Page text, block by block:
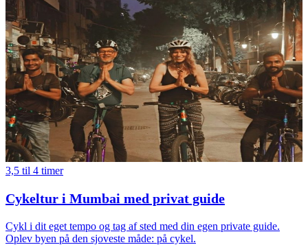
3,5 til 4 timer
Cykeltur i Mumbai med privat guide
Cykl i dit eget tempo og tag af sted med din egen private guide.
Oplev byen på den sjoveste måde: på cykel.